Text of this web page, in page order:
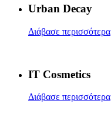
Urban Decay
Διάβασε περισσότερα
IT Cosmetics
Διάβασε περισσότερα